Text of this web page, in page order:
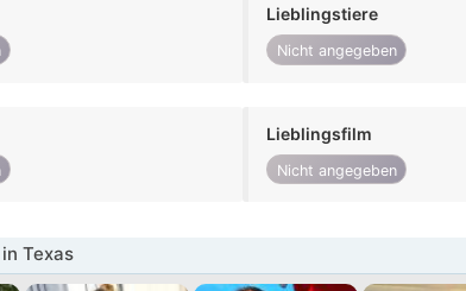
Lieblingstiere
Nicht angegeben
Lieblingsfilm
Nicht angegeben
Texas